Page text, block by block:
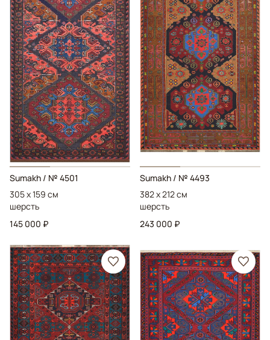
Sumakh / № 4501
305 x 159 см
шерсть
145 000 ₽
Sumakh / № 4493
382 x 212 см
шерсть
243 000 ₽